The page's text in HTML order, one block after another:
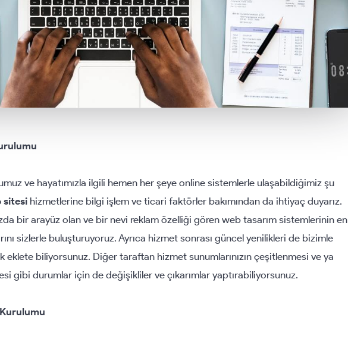
ve hayatımızla ilgili hemen her şeye online sistemlerle ulaşabildiğimiz şu
sitesi hizmetlerine bilgi işlem ve ticari faktörler bakımından da ihtiyaç duyarız.
bir arayüz olan ve bir nevi reklam özelliği gören web tasarım sistemlerinin en
sizlerle buluşturuyoruz. Ayrıca hizmet sonrası güncel yenilikleri de bizimle
biliyorsunuz. Diğer taraftan hizmet sunumlarınızın çeşitlenmesi ve ya
gibi durumlar için de değişikliler ve çıkarımlar yaptırabiliyorsunuz.